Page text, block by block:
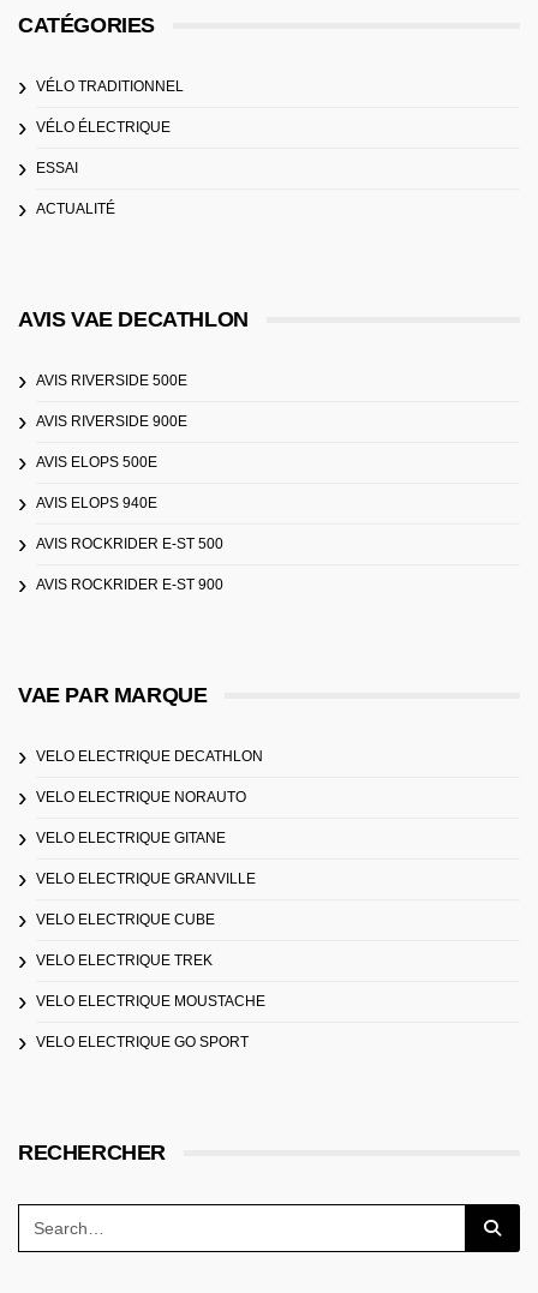
CATÉGORIES
VÉLO TRADITIONNEL
VÉLO ÉLECTRIQUE
ESSAI
ACTUALITÉ
AVIS VAE DECATHLON
AVIS RIVERSIDE 500E
AVIS RIVERSIDE 900E
AVIS ELOPS 500E
AVIS ELOPS 940E
AVIS ROCKRIDER E-ST 500
AVIS ROCKRIDER E-ST 900
VAE PAR MARQUE
VELO ELECTRIQUE DECATHLON
VELO ELECTRIQUE NORAUTO
VELO ELECTRIQUE GITANE
VELO ELECTRIQUE GRANVILLE
VELO ELECTRIQUE CUBE
VELO ELECTRIQUE TREK
VELO ELECTRIQUE MOUSTACHE
VELO ELECTRIQUE GO SPORT
RECHERCHER